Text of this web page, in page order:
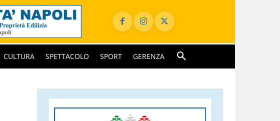
CULTURA SPETTACOLO SPORT GERENZA